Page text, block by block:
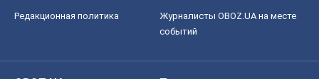
Редакционная политика
Журналисты OBOZ.UA на месте
событий